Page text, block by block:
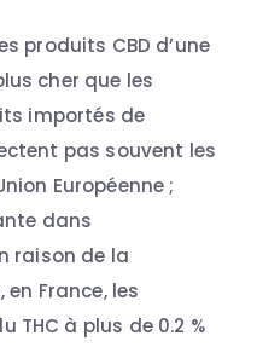
produits CBD d’une
cher que les
importés de
pas souvent les
Européenne ;
dans
raison de la
France, les
THC à plus de 0.2 %